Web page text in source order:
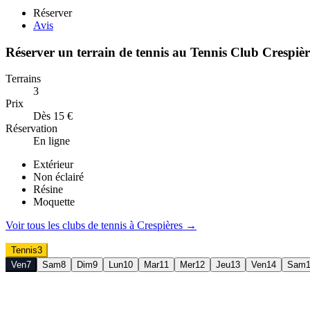
Réserver
Avis
Réserver un terrain de tennis au Tennis Club
Terrains
3
Prix
Dès 15 €
Réservation
En ligne
Extérieur
Non éclairé
Résine
Moquette
Voir tous les clubs de tennis à Crespières →
Tennis3
Ven7 Sam8 Dim9 Lun10 Mar11 Mer12 Jeu13 Ven14 Sam